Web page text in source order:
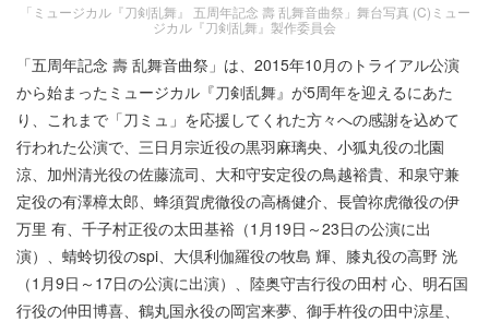
「ミュージカル『刀剣乱舞』 五周年記念 壽 乱舞音曲祭」舞台写真 (C)ミュー
ジカル『刀剣乱舞』製作委員会
「五周年記念 壽 乱舞音曲祭」は、2015年10月のトライアル公演
から始まったミュージカル『刀剣乱舞』が5周年を迎えるにあた
り、これまで「刀ミュ」を応援してくれた方々への感謝を込めて
行われた公演で、三日月宗近役の黒羽麻璃央、小狐丸役の北園
涼、加州清光役の佐藤流司、大和守安定役の鳥越裕貴、和泉守兼
定役の有澤樟太郎、蜂須賀虎徹役の高橋健介、長曽祢虎徹役の伊
万里 有、千子村正役の太田基裕（1月19日～23日の公演に出
演）、蜻蛉切役のspi、大倶利伽羅役の牧島 輝、膝丸役の高野 洸
（1月9日～17日の公演に出演）、陸奥守吉行役の田村 心、明石国
行役の仲田博喜、鶴丸国永役の岡宮来夢、御手杵役の田中涼星、